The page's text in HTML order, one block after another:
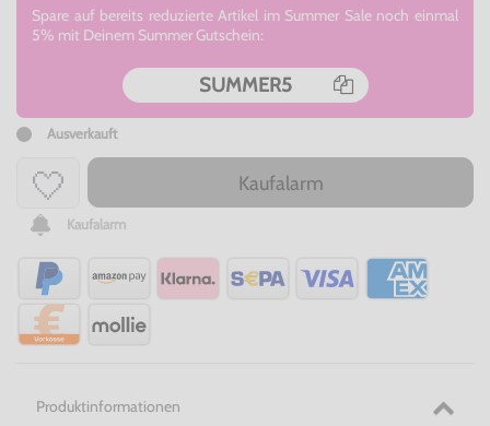
Spare auf bereits reduzierte Artikel im Summer Sale noch einmal
5% mit Deinem Summer Gutschein:
SUMMER5
Ausverkauft
Kaufalarm
Kaufalarm
Produktinformationen